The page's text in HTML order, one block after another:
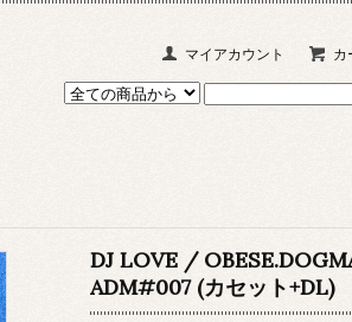
マイアカウント カ
DJ LOVE /
ADM#007 (カセット+DL)